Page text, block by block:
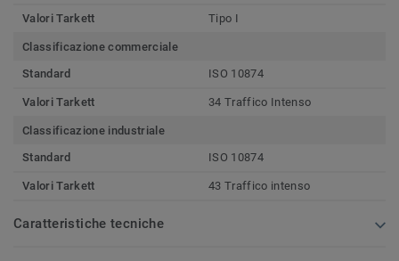
Valori Tarkett Tipo I
Classificazione commerciale
Standard
ISO 10874
Valori Tarkett 34 Traffico Intenso
Classificazione industriale
Standard
ISO 10874
Valori Tarkett 43 Traffico intenso
Caratteristiche tecniche